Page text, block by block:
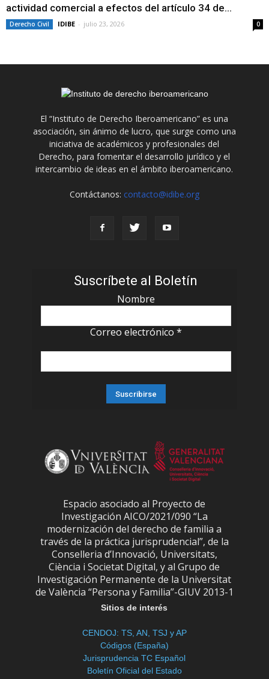
actividad comercial a efectos del artículo 34 de...
Derecho Civil IDIBE - julio 23, 2026 0
El “Instituto de Derecho Iberoamericano” es una
asociación, sin ánimo de lucro, que surge como una
iniciativa de académicos y profesionales del
Derecho, para fomentar el desarrollo jurídico y el
intercambio de ideas en el ámbito iberoamericano.
Contáctanos: contacto@idibe.org
Suscríbete al Boletín
Nombre
Correo electrónico *
Espacio asociado al Proyecto de
Investigación AICO/2021/090 “La
modernización del derecho de familia a
través de la práctica jurisprudencial”, de la
Conselleria d’Innovació, Universitats,
Ciència i Societat Digital, y al Grupo de
Investigación Permanente de la Universitat
de València “Persona y Familia”-GIUV 2013-1
Sitios de interés
CENDOJ: TS, AN, TSJ y AP
Códigos (España)
Jurisprudencia TC Español
Boletín Oficial del Estado